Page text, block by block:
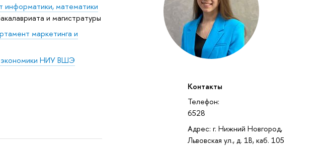
Контакты
Телефон:
6528
Адрес: г. Нижний Новгород,
Львовская ул., д. 1В, каб. 105
информатики, математики
и магистратуры
маркетинга и
экономики НИУ ВШЭ